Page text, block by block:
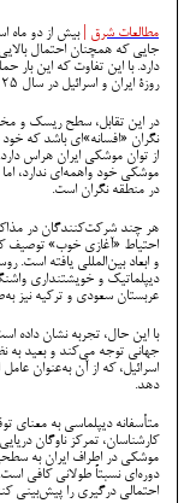
مطالعات شرق
بیش از دو ماه
جایی که همچنان احتمال
روزۀ ایران و اسرائیل در سال ۲۰۲۵ باشد؛ درگیری‌ای که آمریکا در مرحلۀ پایانی به آن پیوست.
در این تقابل، سطح ریسک و
نگران «افسانه»‌ای باشد که
از توان موشکی ایران هراس
موشکی خود واهمه‌ای ندارد، اما
در منطقه نگران است.
هر چند شرکت‌کنندگان در
احتیاط «آغازی خوب» توصیف
و ابعاد بین‌المللی یافته است.
دیپلماتیک و خویشتنداری
عربستان سعودی و ترکیه نیز
با این حال، تجربه نشان داده
جهانی توجه می‌کند و بعید به
اسرائیل، که از آن به‌عنوان
دهد.
متأسفانه دیپلماسی به معنای
کارشناسان، تمرکز ناوگان
موشکی در اطراف ایران به
دوره‌ای نسبتاً طولانی کافی
احتمالی درگیری را پیش‌بینی